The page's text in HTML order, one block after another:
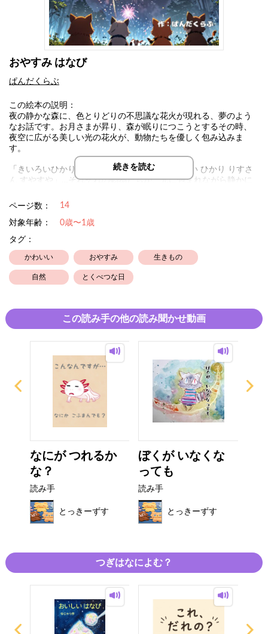
おやすみ はなび
ぱんだくらぶ
この絵本の説明：
夜の静かな森に、色とりどりの不思議な花火が現れる、夢のよう
なお話です。お月さまが昇り、森が眠りにつこうとするその時、
夜空に広がる美しい光の花火が、動物たちを優しく包み込みま
す。
「きいろいひかり きつねさん ねむねむ」「あおい ひかり りすさ
ん すやすや」…それぞれの動物たちが、光に包まれながら静かに
誘います。
短いフレーズとリズム感のある言葉で、お子さまにとって安心で
きる読み聞かせタイムを演出します。色彩豊かな絵とともに、静
かな夜の森の雰囲気を楽しんでください。
お子さまが自然と眠りにつけるように、温かいお話をお届けしま
す。「おやすみ おやすみ あしたも またね」― 優しい夜の終わり
に、ぴったりの一冊です。
続きを読む
ページ数： 14
対象年齢：
0歳〜1歳
タグ：
かわいい おやすみ 生きもの
自然 とくべつな日
この読み手の他の読み聞かせ動画
なにが つれるか
な？
読み手
とっきーずす
ぼくが いなくな
っても
読み手
とっきーずす
つぎはなによむ？